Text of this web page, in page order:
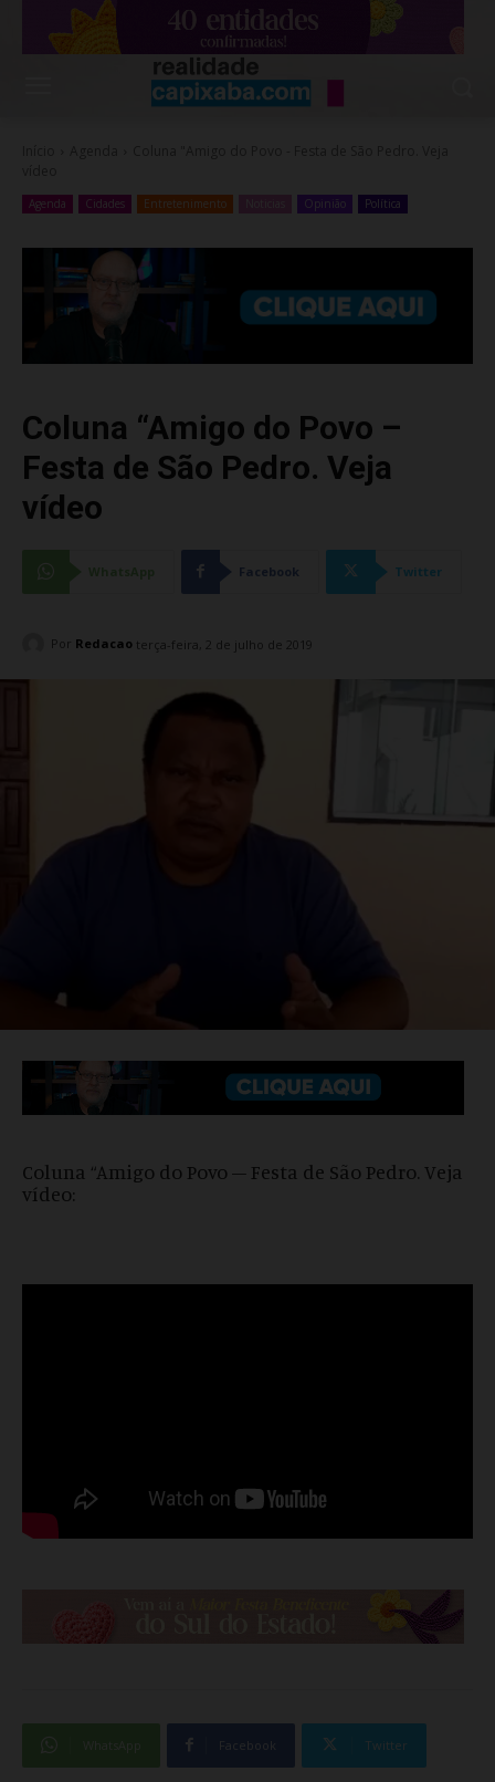
Agenda Cidades Entretenimento Opinião Política
Coluna “Amigo do Povo –
Festa de São Pedro. Veja
vídeo
Facebook Twitter
Por Redacao terça-feira, 2 de julho de 2019
Coluna “Amigo do Povo – Festa de São Pedro. Veja
vídeo:
Facebook Twitter